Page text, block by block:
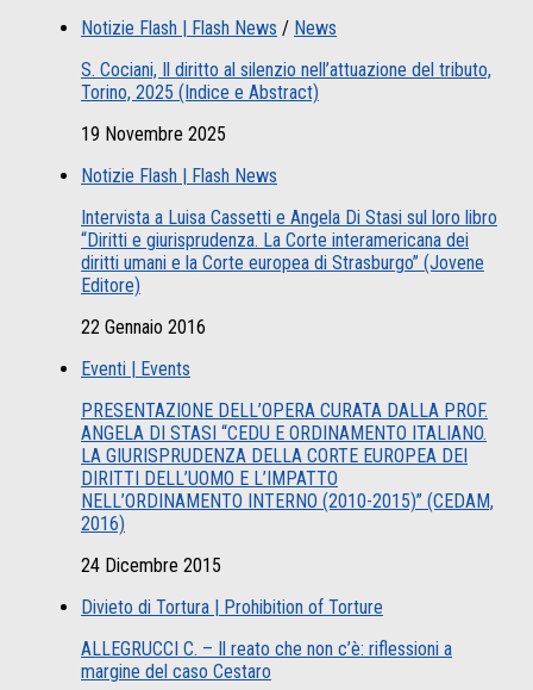
Notizie Flash | Flash News / News
S. Cociani, Il diritto al silenzio nell’attuazione del tributo,
Torino, 2025 (Indice e Abstract)
19 Novembre 2025
Notizie Flash | Flash News
Intervista a Luisa Cassetti e Angela Di Stasi sul loro libro
“Diritti e giurisprudenza. La Corte interamericana dei
diritti umani e la Corte europea di Strasburgo” (Jovene
Editore)
22 Gennaio 2016
Eventi | Events
PRESENTAZIONE DELL’OPERA CURATA DALLA PROF.
ANGELA DI STASI “CEDU E ORDINAMENTO ITALIANO.
LA GIURISPRUDENZA DELLA CORTE EUROPEA DEI
DIRITTI DELL’UOMO E L’IMPATTO
NELL’ORDINAMENTO INTERNO (2010-2015)” (CEDAM,
2016)
24 Dicembre 2015
Divieto di Tortura | Prohibition of Torture
ALLEGRUCCI C. – Il reato che non c’è: riflessioni a
margine del caso Cestaro